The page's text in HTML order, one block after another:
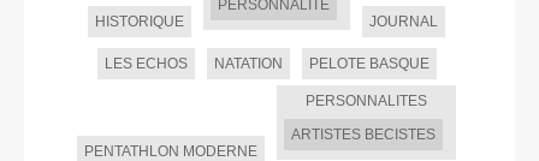
HISTORIQUE
PERSONNALITE
JOURNAL
LES ECHOS NATATION PELOTE BASQUE
PENTATHLON MODERNE
PERSONNALITES
ARTISTES BECISTES